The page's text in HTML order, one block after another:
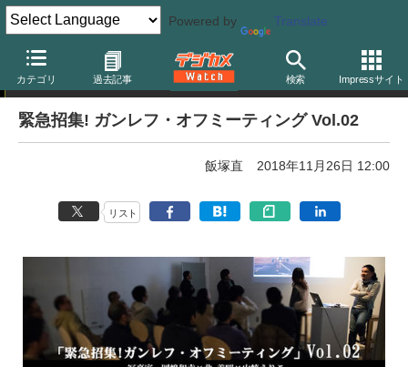
Powered by Translate
カテゴリ 過去記事 検索 Impressサイト
イベント告知
緊急招集! ガンレフ・オフミーティング Vol.02
飯塚直 2018年11月26日 12:00
リスト